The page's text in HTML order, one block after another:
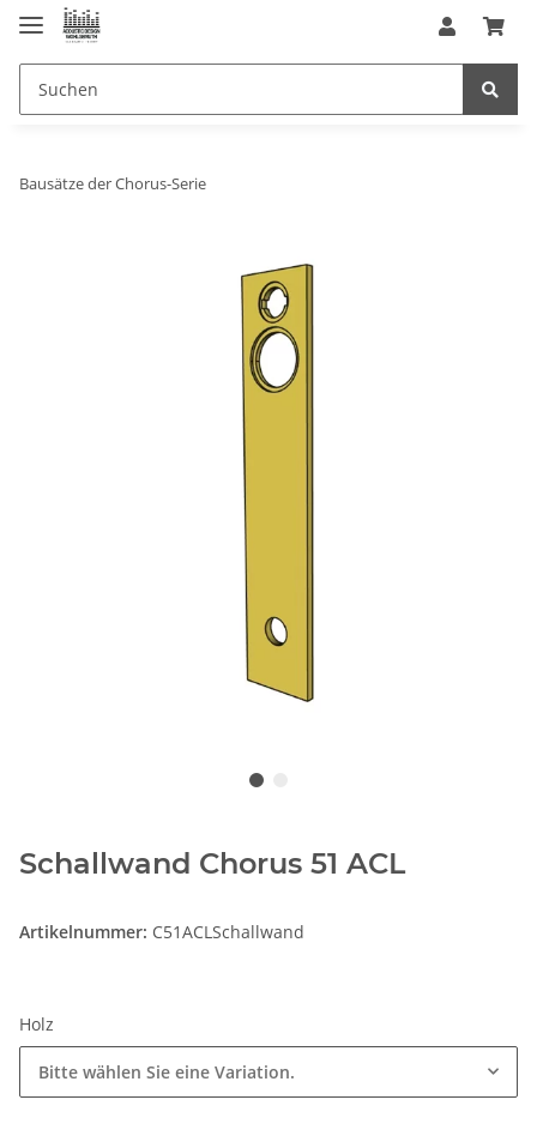
Bausätze der Chorus-Serie
Schallwand Chorus 51 ACL
Artikelnummer: C51ACLSchallwand
Holz
Bitte wählen Sie eine Variation.